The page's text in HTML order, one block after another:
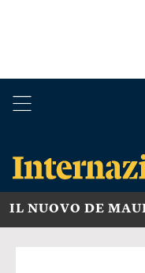
IL NUOVO DE